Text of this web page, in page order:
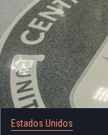
Estados Unidos